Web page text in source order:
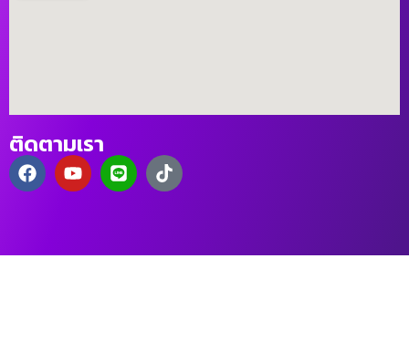
ติดตามเรา